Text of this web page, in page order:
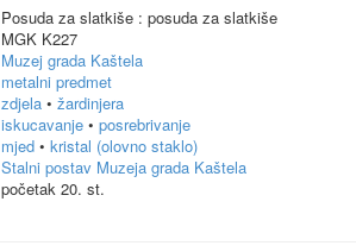
Posuda za slatkiše : posuda za slatkiše
MGK K227
Muzej grada Kaštela
metalni predmet
zdjela • žardinjera
iskucavanje • posrebrivanje
mjed • kristal (olovno staklo)
Stalni postav Muzeja grada Kaštela
početak 20. st.